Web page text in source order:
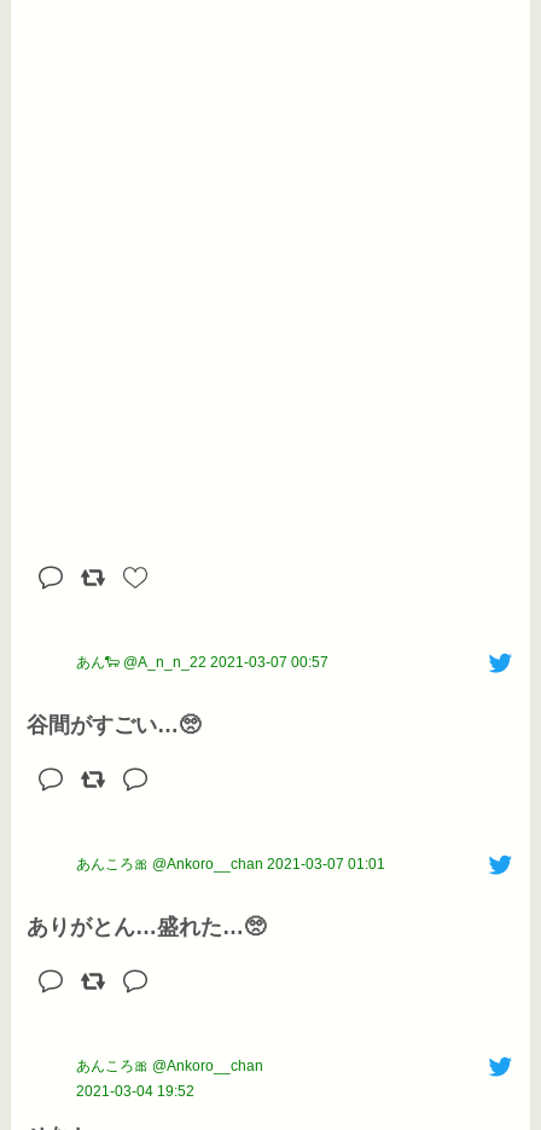
あん🐑 @A_n_n_22 2021-03-07 00:57
谷間がすごい…🥺
あんころ🎀 @Ankoro__chan 2021-03-07 01:01
ありがとん…盛れた…🥺
あんころ🎀 @Ankoro__chan
2021-03-04 19:52